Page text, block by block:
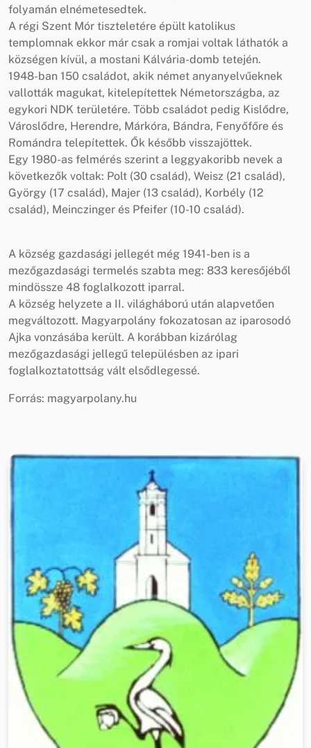
folyamán elnémetesedtek.
A régi Szent Mór tiszteletére épült katolikus
templomnak ekkor már csak a romjai voltak láthatók a
községen kívül, a mostani Kálvária-domb tetején.
1948-ban 150 családot, akik német anyanyelvűeknek
vallották magukat, kitelepítettek Németországba, az
egykori NDK területére. Több családot pedig Kislődre,
Városlődre, Herendre, Márkóra, Bándra, Fenyőfőre és
Romándra telepítettek. Ők később visszajöttek.
Egy 1980-as felmérés szerint a leggyakoribb nevek a
következők voltak: Polt (30 család), Weisz (21 család),
György (17 család), Majer (13 család), Korbély (12
család), Meinczinger és Pfeifer (10-10 család).
A község gazdasági jellegét még 1941-ben is a
mezőgazdasági termelés szabta meg: 833 keresőjéből
mindössze 48 foglalkozott iparral.
A község helyzete a II. világháború után alapvetően
megváltozott. Magyarpolány fokozatosan az iparosodó
Ajka vonzásába került. A korábban kizárólag
mezőgazdasági jellegű településben az ipari
foglalkoztatottság vált elsődlegessé.
Forrás: magyarpolany.hu